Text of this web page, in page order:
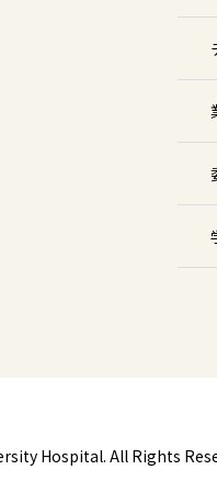
Hospital. All Rights